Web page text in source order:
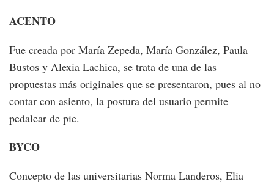
ACENTO
Fue creada por María Zepeda, María González, Paula
Bustos y Alexia Lachica, se trata de una de las
propuestas más originales que se presentaron, pues al no
contar con asiento, la postura del usuario permite
pedalear de pie.
BYCO
Concepto de las universitarias Norma Landeros, Elia